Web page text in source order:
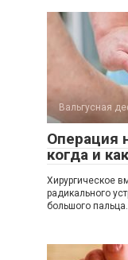
Вальгусная
Операция
когда и
Хирургическое
радикального
большого